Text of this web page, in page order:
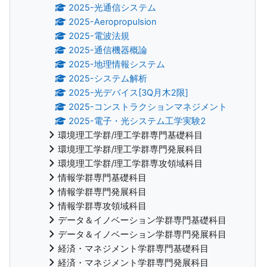
2025-光通信システム
2025-Aeropropulsion
2025-電波法規
2025-通信機器概論
2025-地理情報システム
2025-システム解析
2025-光デバイス[3Q月木2限]
2025-コンストラクションマネジメント
2025-電子・光システム工学実験2
環境理工学群/理工学群専門基礎科目
環境理工学群/理工学群専門発展科目
環境理工学群/理工学群専攻領域科目
情報学群専門基礎科目
情報学群専門発展科目
情報学群専攻領域科目
データ＆イノベーション学群専門基礎科目
データ＆イノベーション学群専門発展科目
経済・マネジメント学群専門基礎科目
経済・マネジメント学群専門発展科目